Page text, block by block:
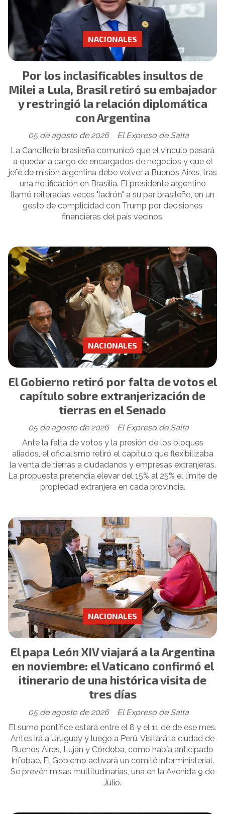
Por los inclasificables insultos de
Milei a Lula, Brasil retiró su embajador
y restringió la relación diplomática
con Argentina
El Expreso de Salta
NACIONALES
05 de agosto de 2026
La Cancillería brasileña comunicó que el vínculo pasará
a quedar a cargo de encargados de negocios y que el
jefe de misión argentina debe volver a Buenos Aires, tras
una notificación en Brasilia. El presidente argentino
llamó reiteradas veces "ladrón" a su par brasileño, en un
gesto de complicidad con Trump por decisiones
financieras del país vecinos.
El Gobierno retiró por falta de votos el
capítulo sobre extranjerización de
tierras en el Senado
El Expreso de Salta
NACIONALES
05 de agosto de 2026
Ante la falta de votos y la presión de los bloques
aliados, el oficialismo retiró el capítulo que flexibilizaba
la venta de tierras a ciudadanos y empresas extranjeras.
La propuesta pretendía elevar del 15% al 25% el límite de
propiedad extranjera en cada provincia.
El papa León XIV viajará a la Argentina
en noviembre: el Vaticano confirmó el
itinerario de una histórica visita de
tres días
El Expreso de Salta
NACIONALES
05 de agosto de 2026
El sumo pontífice estará entre el 8 y el 11 de de ese mes.
Antes irá a Uruguay y luego a Perú. Visitará la ciudad de
Buenos Aires, Luján y Córdoba, como había anticipado
Infobae. El Gobierno activará un comité interministerial.
Se prevén misas multitudinarias, una en la Avenida 9 de
Julio.